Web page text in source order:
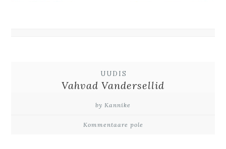
UUDIS
Vahvad Vandersellid
by Kannike
Kommentaare pole